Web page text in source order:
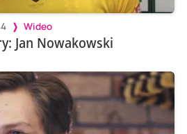
Wideo
Jan Nowakowski